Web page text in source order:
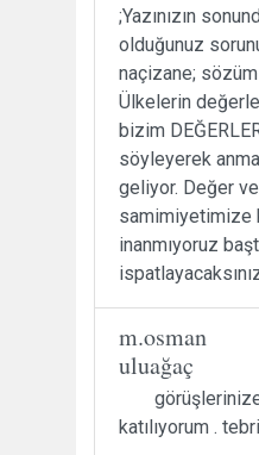
;Yazınızın
olduğunuz
naçizane;
Ülkelerin
bizim
söyleyerek
geliyor. Değer
samimiyetimize
inanmıyoruz
m.osman
uluağaç
katılıyorum .